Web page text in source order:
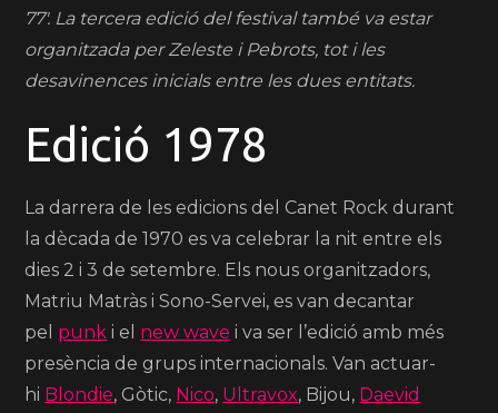
77′. La tercera edició del festival també va estar
organitzada per Zeleste i Pebrots, tot i les
desavinences inicials entre les dues entitats.
Edició 1978
La darrera de les edicions del Canet Rock durant
la dècada de 1970 es va celebrar la nit entre els
dies 2 i 3 de setembre. Els nous organitzadors,
Matriu Matràs i Sono-Servei, es van decantar
pel punk i el new wave i va ser l’edició amb més
presència de grups internacionals. Van actuar-
hi Blondie, Gòtic, Nico, Ultravox, Bijou, Daevid